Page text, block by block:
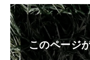
このページ